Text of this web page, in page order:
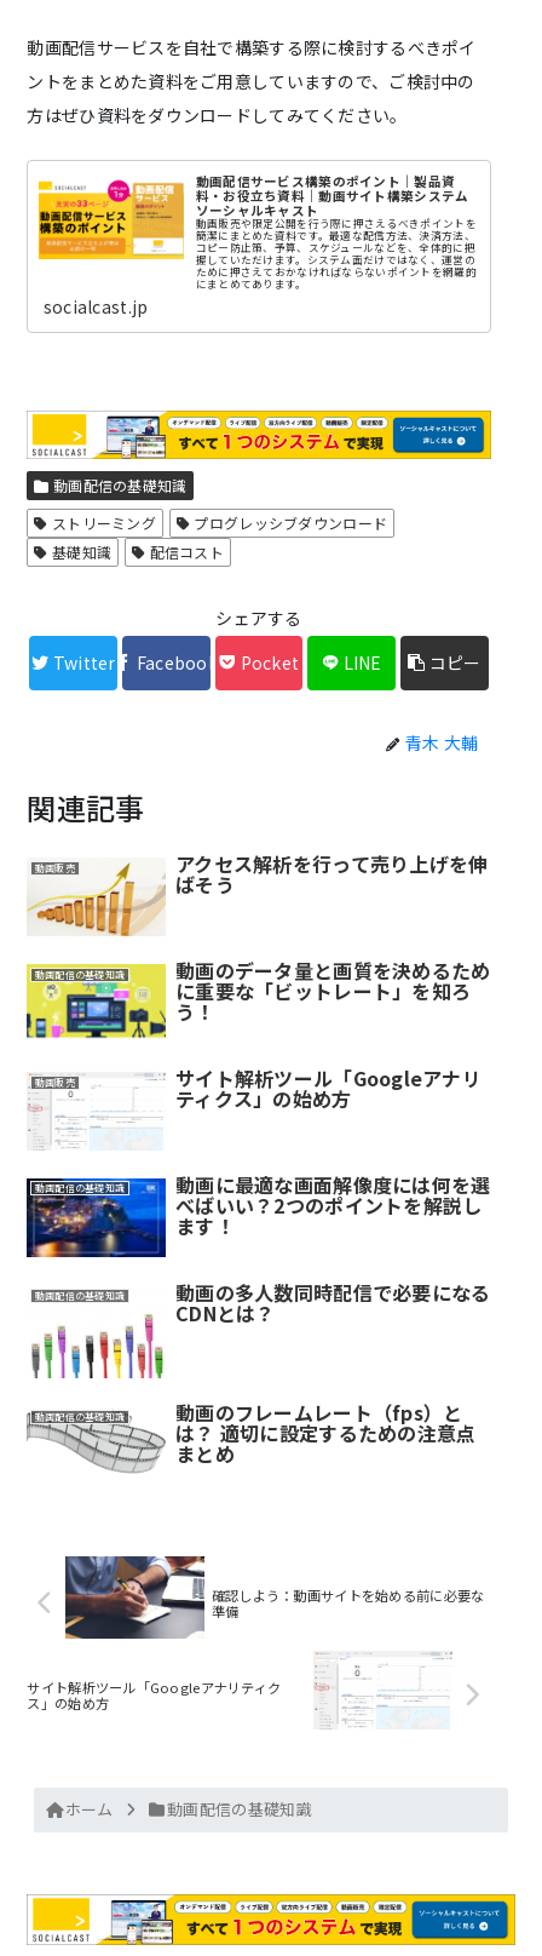
動画配信サービスを自社で構築する際に検討するべきポイ
ントをまとめた資料をご用意していますので、ご検討中の
方はぜひ資料をダウンロードしてみてください。
動画配信サービス構築のポイント｜製品資
料・お役立ち資料｜動画サイト構築システム
ソーシャルキャスト
動画販売や限定公開を行う際に押さえるべきポイントを
簡潔にまとめた資料です。最適な配信方法、決済方法、
コピー防止策、予算、スケジュールなどを、全体的に把
握していただけます。システム面だけではなく、運営の
ために押さえておかなければならないポイントを網羅的
にまとめてあります。
socialcast.jp
動画配信の基礎知識
ストリーミング
プログレッシブダウンロード
基礎知識
配信コスト
シェアする
Twitter
Facebook Pocket LINE コピー
青木 大輔
関連記事
動画販売 アクセス解析を行って売り上げを伸
ばそう
動画配信の基礎知識 動画のデータ量と画質を決めるため
に重要な「ビットレート」を知ろ
う！
動画販売 サイト解析ツール「Googleアナリ
ティクス」の始め方
動画配信の基礎知識 動画に最適な画面解像度には何を選
べばいい？2つのポイントを解説し
ます！
動画配信の基礎知識 動画の多人数同時配信で必要になる
CDNとは？
動画配信の基礎知識 動画のフレームレート（fps）と
は？ 適切に設定するための注意点
まとめ
確認しよう：動画サイトを始める前に必要な
準備
サイト解析ツール「Googleアナリティク
ス」の始め方
ホーム 動画配信の基礎知識